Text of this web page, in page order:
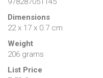
Dimensions
22 x 17 x 0.7 cm
Weight
206 grams
List Price